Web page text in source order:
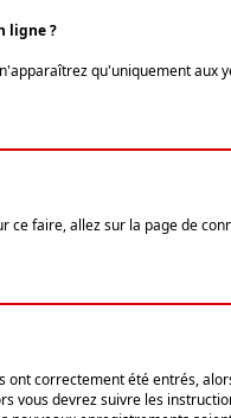
ligne ?
qu'uniquement aux
ce faire, allez sur la page de
correctement été entrés,
vous devrez suivre les